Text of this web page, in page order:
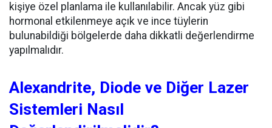
kişiye özel planlama ile kullanılabilir. Ancak yüz gibi
hormonal etkilenmeye açık ve ince tüylerin
bulunabildiği bölgelerde daha dikkatli değerlendirme
yapılmalıdır.
Alexandrite, Diode ve Diğer Lazer
Sistemleri Nasıl